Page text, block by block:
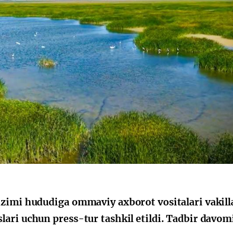
hududiga ommaviy axborot vositalari
uchun press-tur tashkil etildi. Tadbir